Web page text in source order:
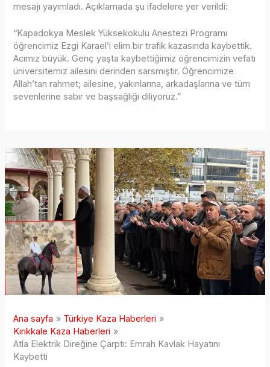
mesajı yayımladı. Açıklamada şu ifadelere yer verildi:
“Kapadokya Meslek Yüksekokulu Anestezi Programı
öğrencimiz Ezgi Karael’i elim bir trafik kazasında kaybettik.
Acımız büyük. Genç yaşta kaybettiğimiz öğrencimizin vefatı
üniversitemiz ailesini derinden sarsmıştır. Öğrencimize
Allah’tan rahmet; ailesine, yakınlarına, arkadaşlarına ve tüm
sevenlerine sabır ve başsağlığı diliyoruz.”
Ana sayfa
Türkiye Kaza Haberleri
Kırıkkale Kaza Haberleri
Atla Elektrik Direğine Çarptı: Emrah Kavlak Hayatını
Kaybetti